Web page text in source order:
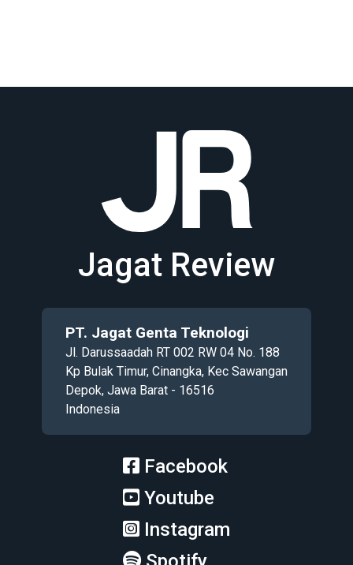
Jagat Review
PT. Jagat Genta Teknologi
Jl. Darussaadah RT 002 RW 04 No. 188
Kp Bulak Timur, Cinangka, Kec Sawangan
Depok, Jawa Barat - 16516
Indonesia
Facebook
Youtube
Instagram